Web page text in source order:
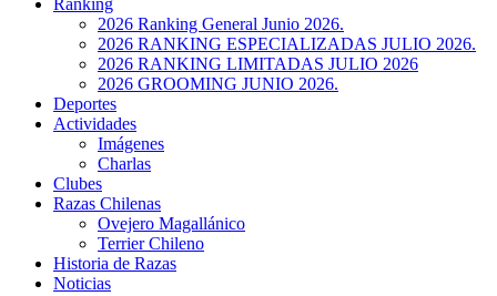
2026 Ranking General Junio 2026.
2026 RANKING ESPECIALIZADAS JULIO 2026.
2026 RANKING LIMITADAS JULIO 2026
2026 GROOMING JUNIO 2026.
Deportes
Actividades
Imágenes
Charlas
Clubes
Razas Chilenas
Ovejero Magallánico
Terrier Chileno
Historia de Razas
Noticias